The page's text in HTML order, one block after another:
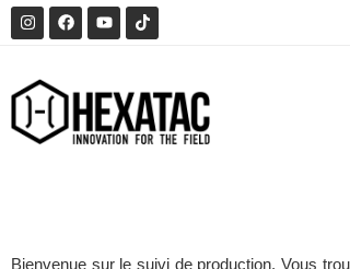
Bienvenue sur le suivi de production. Vous